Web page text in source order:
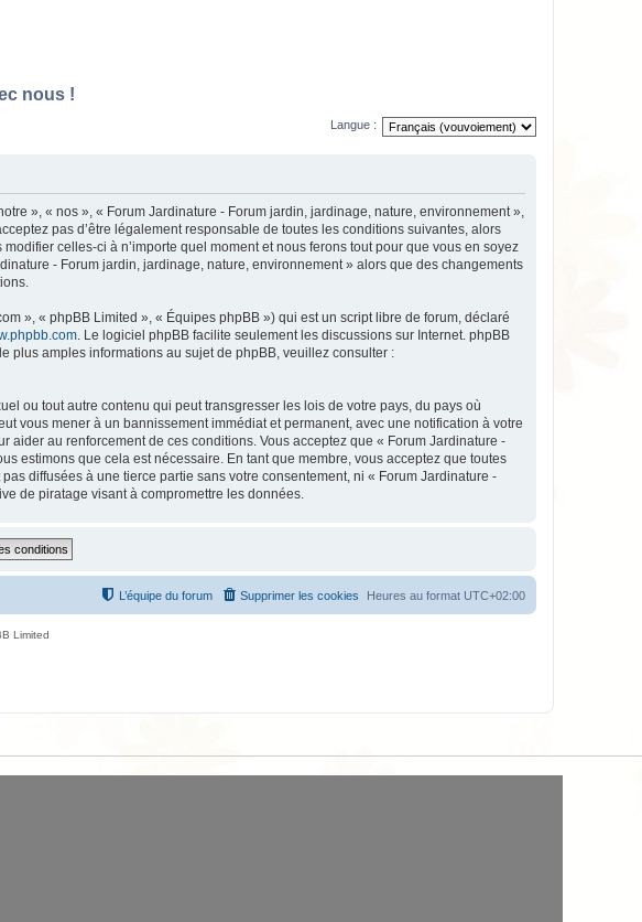
nous !
Langue :
», « nos », « Forum Jardinature - Forum jardin, jardinage, nature, environnement »,
pas d’être légalement responsable de toutes les conditions suivantes, alors
celles-ci à n’importe quel moment et nous ferons tout pour que vous en soyez
- Forum jardin, jardinage, nature, environnement » alors que des changements
», « phpBB Limited », « Équipes phpBB ») qui est un script libre de forum, déclaré
. Le logiciel phpBB facilite seulement les discussions sur Internet. phpBB
plus amples informations au sujet de phpBB, veuillez consulter :
ou tout autre contenu qui peut transgresser les lois de votre pays, du pays où
vous mener à un bannissement immédiat et permanent, avec une notification à votre
aider au renforcement de ces conditions. Vous acceptez que « Forum Jardinature -
estimons que cela est nécessaire. En tant que membre, vous acceptez que toutes
diffusées à une tierce partie sans votre consentement, ni « Forum Jardinature -
de piratage visant à compromettre les données.
Heures au format UTC+02:00
Supprimer les cookies
L’équipe du forum
Limited